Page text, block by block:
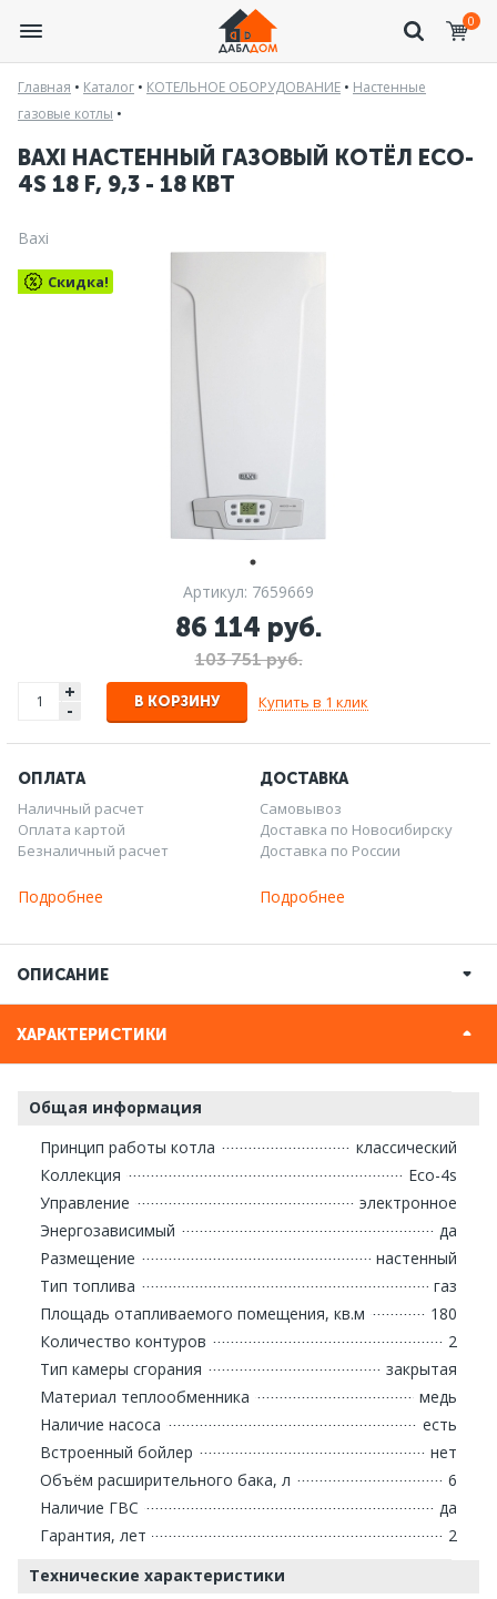
0
Главная • Каталог • КОТЕЛЬНОЕ ОБОРУДОВАНИЕ • Настенные
газовые котлы •
BAXI НАСТЕННЫЙ ГАЗОВЫЙ КОТЁЛ ECO-
4S 18 F, 9,3 - 18 КВТ
Baxi
Скидка!
Артикул: 7659669
86 114 руб.
103 751 руб.
+
- В КОРЗИНУ Купить в 1 клик
ОПЛАТА
Наличный расчет
Оплата картой
Безналичный расчет
Подробнее
ДОСТАВКА
Самовывоз
Доставка по Новосибирску
Доставка по России
Подробнее
ОПИСАНИЕ
ХАРАКТЕРИСТИКИ
Общая информация
Принцип работы котла
классический
Коллекция
Eco-4s
Управление
электронное
Энергозависимый
да
Размещение
настенный
Тип топлива
газ
Площадь отапливаемого помещения, кв.м
180
Количество контуров
2
Тип камеры сгорания
закрытая
Материал теплообменника
медь
Наличие насоса
есть
Встроенный бойлер
нет
Объём расширительного бака, л
6
Наличие ГВС
да
Гарантия, лет
2
Технические характеристики